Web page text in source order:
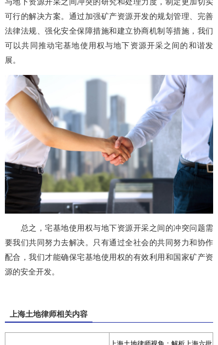
与地下资源开采之间冲突的研究和处理力度，制定更加切实
可行的解决方案。通过加强矿产资源开发的规划管理、完善
法律法规、强化安全保障措施和建立协商机制等措施，我们
可以共同推动宅基地使用权与地下资源开采之间的和谐发
展。
总之，宅基地使用权与地下资源开采之间的冲突问题需
要我们共同努力去解决。只有通过全社会的共同努力和协作
配合，我们才能确保宅基地使用权的有效利用和国家矿产资
源的安全开发。
上海土地律师相关内容